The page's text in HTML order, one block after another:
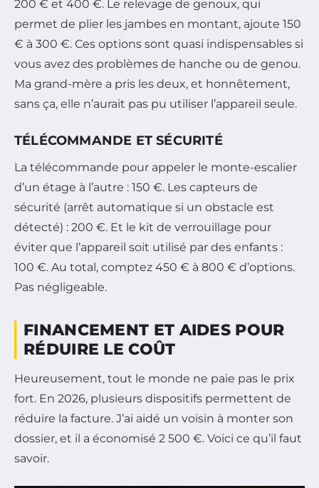
200 € et 400 €. Le relevage de genoux, qui
permet de plier les jambes en montant, ajoute 150
€ à 300 €. Ces options sont quasi indispensables si
vous avez des problèmes de hanche ou de genou.
Ma grand-mère a pris les deux, et honnêtement,
sans ça, elle n’aurait pas pu utiliser l’appareil seule.
TÉLÉCOMMANDE ET SÉCURITÉ
La télécommande pour appeler le monte-escalier
d’un étage à l’autre : 150 €. Les capteurs de
sécurité (arrêt automatique si un obstacle est
détecté) : 200 €. Et le kit de verrouillage pour
éviter que l’appareil soit utilisé par des enfants :
100 €. Au total, comptez 450 € à 800 € d’options.
Pas négligeable.
FINANCEMENT ET AIDES POUR
RÉDUIRE LE COÛT
Heureusement, tout le monde ne paie pas le prix
fort. En 2026, plusieurs dispositifs permettent de
réduire la facture. J’ai aidé un voisin à monter son
dossier, et il a économisé 2 500 €. Voici ce qu’il faut
savoir.